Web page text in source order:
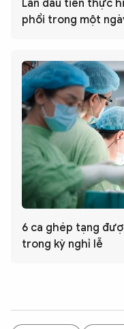
Lần đầu tiên thực
phổi trong một
6 ca ghép tạng
trong kỳ nghỉ lễ